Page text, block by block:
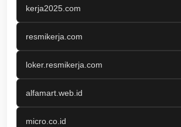
kerja2025.com
resmikerja.com
loker.resmikerja.com
alfamart.web.id
micro.co.id